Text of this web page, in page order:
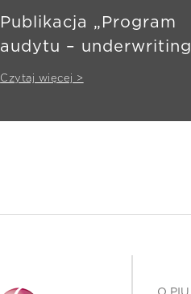
Publikacja „Program
audytu – underwriting
ubezpieczeń
Czytaj więcej >